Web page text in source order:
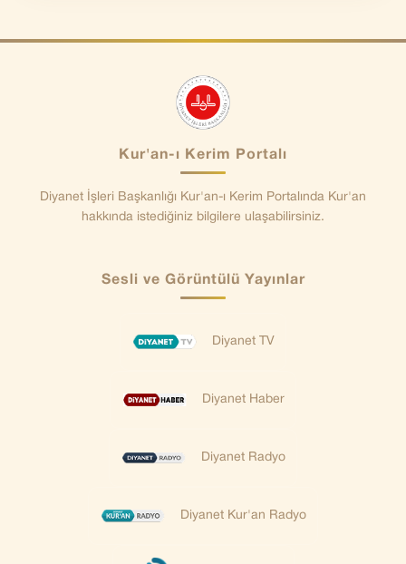
Kur'an-ı Kerim Portalı
Diyanet İşleri Başkanlığı Kur'an-ı Kerim Portalında Kur'an
hakkında istediğiniz bilgilere ulaşabilirsiniz.
Sesli ve Görüntülü Yayınlar
Diyanet TV
Diyanet Haber
Diyanet Radyo
Diyanet Kur'an Radyo